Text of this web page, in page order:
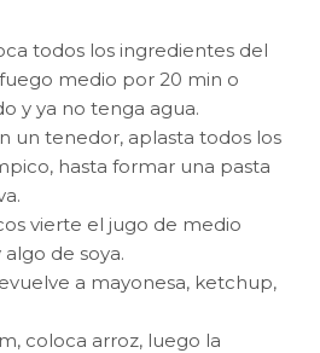
todos los ingredientes del
medio por 20 min o
y ya no tenga agua.
un tenedor, aplasta todos los
hasta formar una pasta
vierte el jugo de medio
de soya.
a mayonesa, ketchup,
coloca arroz, luego la